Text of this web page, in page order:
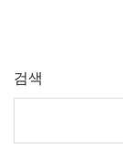
검색